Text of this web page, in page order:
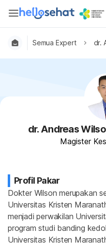
Semua Expert dr.
dr. Andreas
Magister
Profil Pakar
Dokter Wilson merupakan
Universitas Kristen
menjadi perwakilan
program studi banding
Universitas Kristen